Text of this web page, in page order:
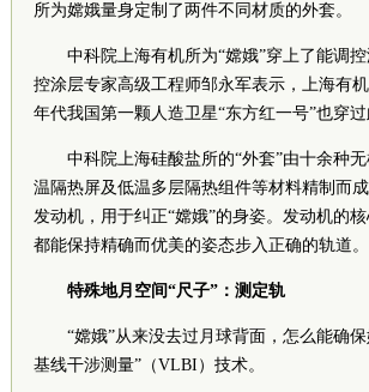
所为嫦娥量身定制了两件不同材质的外套。
中科院上海有机所为“嫦娥”穿上了能调
控涂层专家高级工程师邹永军表示，上海有
年代我国第一颗人造卫星“东方红一号”也穿过
中科院上海硅酸盐所的“外套”由十余种
温隔热屏及低温多层隔热组件等材料精制而
发动机，用于纠正“嫦娥”的身姿。发动机的
都能保持精确而优美的姿态步入正确的轨道。
特殊地月空间“尺子”：测定轨
“嫦娥”从来没去过月球背面，怎么能确
基线干涉测量”（VLBI）技术。